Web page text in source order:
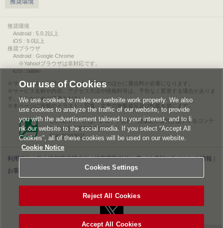
推奨環境
推奨環境
Android : 5.0.2以上
iOS : 9.0以上
推奨ブラウザ
Android : Google Chrome
※Yahoo!ブラウザは非対応です。
iOS : Safari
サービスをご利用されるには、情報料のほかに通信料が必要になります。
サービス名称や内容、アクセス方法や情報料等は、予告なく変更する場合がありま
す。あらかじめご了承ください。
本ページに掲載のイラスト・写真・文章の無断複写及び転載を禁じます。
このエルマークは、レコード会社・映像製作会社が提供するコンテ
ンツを示す登録商標です。
RIAJ00013011
利用規約|個人情報等保護方針|特定商取引法に基づく表記|ライセンス情報
お客様情報の外部送信について|Cookies Settings
Our use of Cookies
We use cookies to make our website work properly. We also
use cookies to analyze the traffic of our website, to provide
you with the advertisement tailored to your interest, and to li
nk our website to the social media. If you select “Accept All
Cookies”, all of these cookies will be used on our website.
Cookie Notice
Cookies Settings
Reject All Cookies
Accept All Cookies